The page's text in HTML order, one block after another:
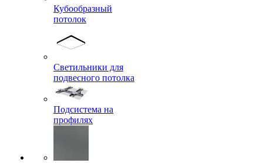
Кубообразный
потолок
Светильники для
подвесного потолка
Подсистема на
профилях